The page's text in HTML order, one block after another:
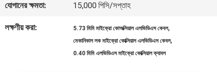
যোগাযোগ
যোগানের ক্ষমতা: 15,000 পিসি/সপ্তাহ
লক্ষণীয় করা: 5.73 মিমি মাইক্রো কোঅক্সিয়াল এলভিডিএস কেবল,
মেকানিকাল লক মাইক্রো কোক্সিয়াল এলভিডিএস কেবল,
0.40 মিমি এলভিডিএস মাইক্রো কোক্সিয়াল ক্যাবল